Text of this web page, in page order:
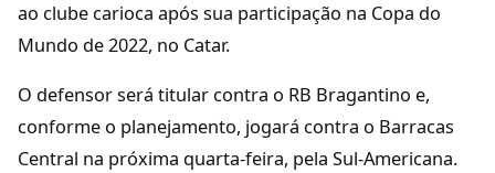
ao clube carioca após sua participação na Copa do
Mundo de 2022, no Catar.
O defensor será titular contra o RB Bragantino e,
conforme o planejamento, jogará contra o Barracas
Central na próxima quarta-feira, pela Sul-Americana.